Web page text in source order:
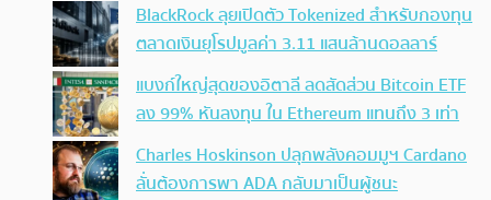
BlackRock ลุยเปิดตัว Tokenized สำหรับกองทุน
ตลาดเงินยุโรปมูลค่า 3.11 แสนล้านดอลลาร์
แบงก์ใหญ่สุดของอิตาลี ลดสัดส่วน Bitcoin ETF
ลง 99% หันลงทุน ใน Ethereum แทนถึง 3 เท่า
Charles Hoskinson ปลุกพลังคอมมูฯ Cardano
ลั่นต้องการพา ADA กลับมาเป็นผู้ชนะ